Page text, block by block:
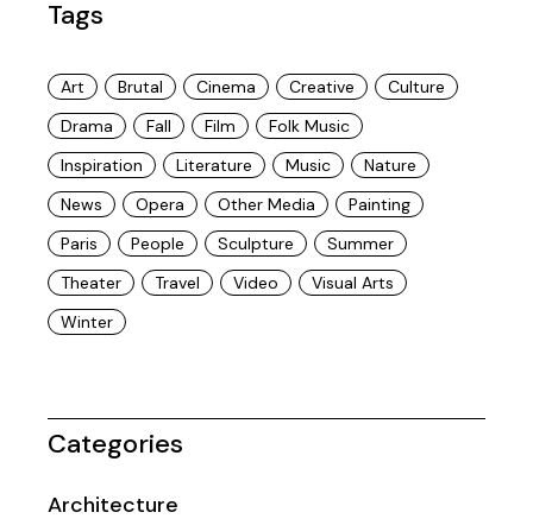
Tags
Art Brutal Cinema Creative
Culture
Drama
Fall Film
Folk Music
Inspiration
Literature Music
Nature
News
Opera Other Media
Painting
Paris
People Sculpture
Summer
Theater
Travel Video
Visual Arts
Winter
Categories
Architecture